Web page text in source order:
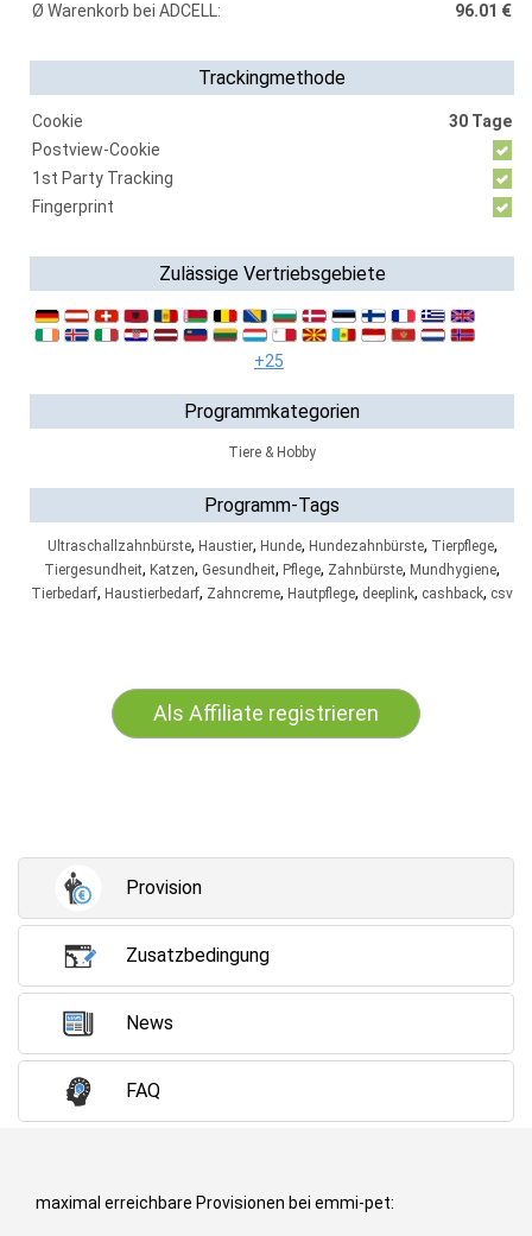
Ø Warenkorb bei ADCELL:
96.01 €
Trackingmethode
Cookie
30 Tage
Postview-Cookie
1st Party Tracking
Fingerprint
Zulässige Vertriebsgebiete
+25
Programmkategorien
Tiere & Hobby
Programm-Tags
Ultraschallzahnbürste, Haustier, Hunde, Hundezahnbürste, Tierpflege,
Tiergesundheit, Katzen, Gesundheit, Pflege, Zahnbürste, Mundhygiene,
Tierbedarf, Haustierbedarf, Zahncreme, Hautpflege, deeplink, cashback, csv
Als Affiliate registrieren
Provision
Zusatzbedingung
News
FAQ
maximal erreichbare Provisionen bei emmi-pet: